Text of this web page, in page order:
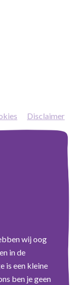
Disclaimer
wij oog
in de
is een kleine
ben je geen